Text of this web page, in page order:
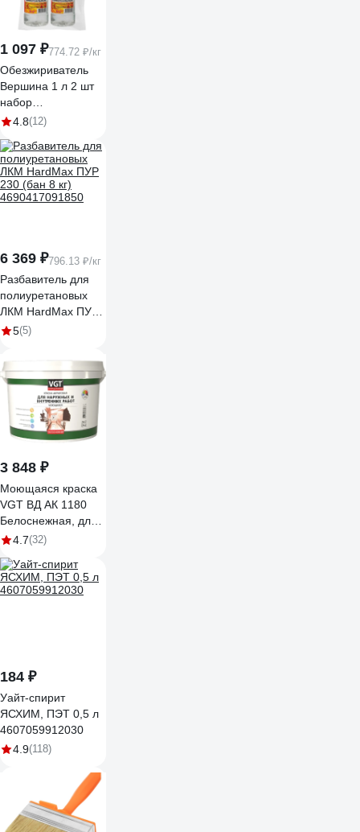
1 097 ₽774.72 ₽/кг
Обезжириватель
Вершина 1 л 2 шт
набор
ВИ4607019162116
4.8(12)
6 369 ₽796.13 ₽/кг
Разбавитель для
полиуретановых
ЛКМ HardMax ПУР
230 (бан 8 кг)
5(5)
3 848 ₽
Моющаяся краска
VGT ВД АК 1180
Белоснежная, для
нар/внутр работ
4.7(32)
184 ₽
Уайт-спирит
ЯСХИМ, ПЭТ 0,5 л
4607059912030
4.9(118)